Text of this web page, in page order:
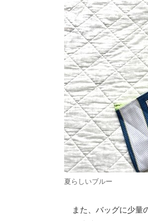
夏らしいブルー
また、バッグに少量